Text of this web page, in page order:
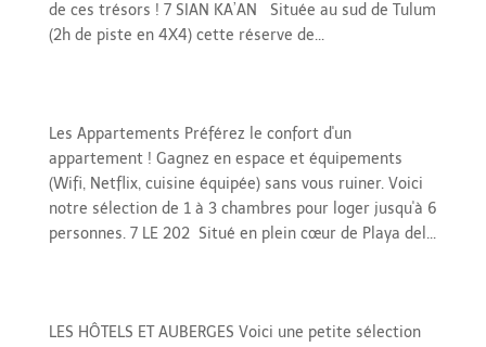
de ces trésors ! 7 SIAN KA’AN Située au sud de Tulum
(2h de piste en 4X4) cette réserve de...
Les Appartements Préférez le confort d'un
appartement ! Gagnez en espace et équipements
(Wifi, Netflix, cuisine équipée) sans vous ruiner. Voici
notre sélection de 1 à 3 chambres pour loger jusqu'à 6
personnes. 7 LE 202 Situé en plein cœur de Playa del...
LES HÔTELS ET AUBERGES Voici une petite sélection